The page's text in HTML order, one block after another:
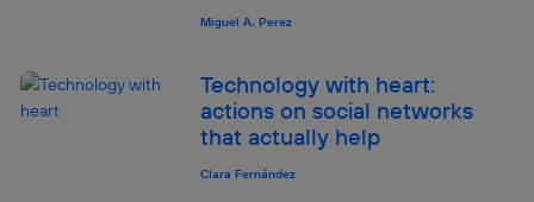
Miguel A. Perez
Technology with heart:
actions on social networks
that actually help
Clara Fernández